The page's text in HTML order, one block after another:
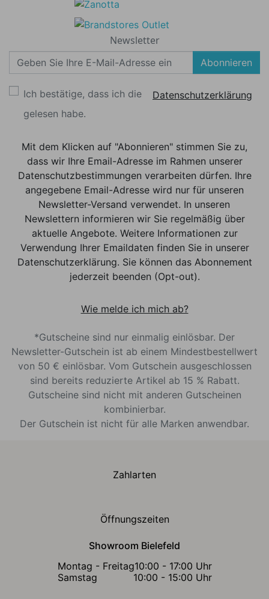
Newsletter
Abonnieren
Ich bestätige, dass ich die
Datenschutzerklärung
gelesen habe.
Mit dem Klicken auf "Abonnieren" stimmen Sie zu,
dass wir Ihre Email-Adresse im Rahmen unserer
Datenschutzbestimmungen verarbeiten dürfen. Ihre
angegebene Email-Adresse wird nur für unseren
Newsletter-Versand verwendet. In unseren
Newslettern informieren wir Sie regelmäßig über
aktuelle Angebote. Weitere Informationen zur
Verwendung Ihrer Emaildaten finden Sie in unserer
Datenschutzerklärung. Sie können das Abonnement
jederzeit beenden (Opt-out).
Wie melde ich mich ab?
*Gutscheine sind nur einmalig einlösbar. Der
Newsletter-Gutschein ist ab einem Mindestbestellwert
von 50 € einlösbar. Vom Gutschein ausgeschlossen
sind bereits reduzierte Artikel ab 15 % Rabatt.
Gutscheine sind nicht mit anderen Gutscheinen
kombinierbar.
Der Gutschein ist nicht für alle Marken anwendbar.
Zahlarten
Öffnungszeiten
Showroom Bielefeld
Montag - Freitag10:00 - 17:00 Uhr
Samstag
10:00 - 15:00 Uhr